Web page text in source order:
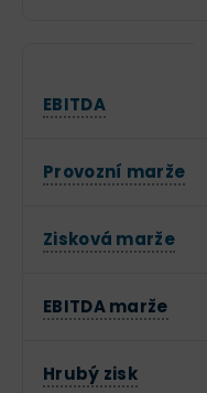
EBITDA
Provozní marže
Zisková marže
EBITDA marže
Hrubý zisk